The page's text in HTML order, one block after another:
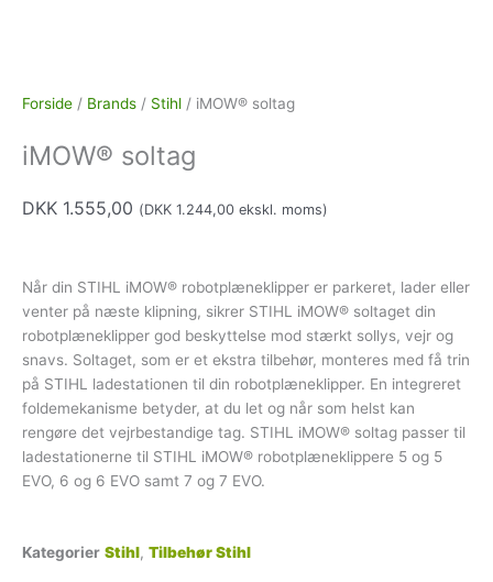
Forside / Brands / Stihl / iMOW® soltag
iMOW® soltag
DKK 1.555,00 (DKK 1.244,00 ekskl. moms)
Når din STIHL iMOW® robotplæneklipper er parkeret, lader eller
venter på næste klipning, sikrer STIHL iMOW® soltaget din
robotplæneklipper god beskyttelse mod stærkt sollys, vejr og
snavs. Soltaget, som er et ekstra tilbehør, monteres med få trin
på STIHL ladestationen til din robotplæneklipper. En integreret
foldemekanisme betyder, at du let og når som helst kan
rengøre det vejrbestandige tag. STIHL iMOW® soltag passer til
ladestationerne til STIHL iMOW® robotplæneklippere 5 og 5
EVO, 6 og 6 EVO samt 7 og 7 EVO.
Kategorier Stihl, Tilbehør Stihl